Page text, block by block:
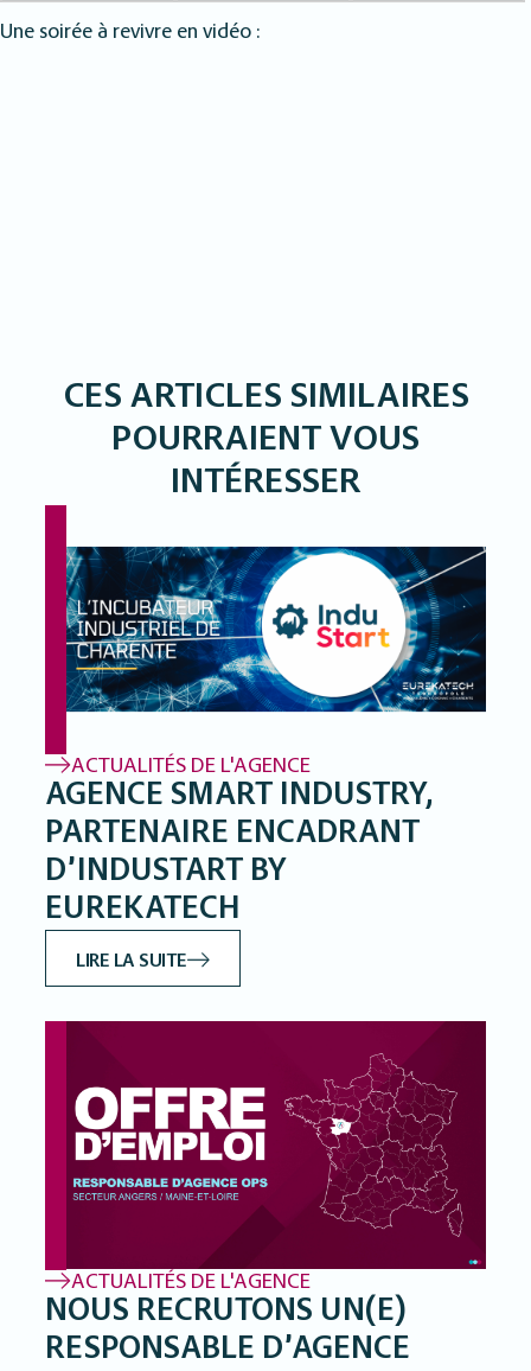
Une soirée à revivre en vidéo :
CES ARTICLES SIMILAIRES
POURRAIENT VOUS
INTÉRESSER
ACTUALITÉS DE L'AGENCE
AGENCE SMART INDUSTRY,
PARTENAIRE ENCADRANT
D’INDUSTART BY
EUREKATECH
LIRE LA SUITE
ACTUALITÉS DE L'AGENCE
NOUS RECRUTONS UN(E)
RESPONSABLE D’AGENCE